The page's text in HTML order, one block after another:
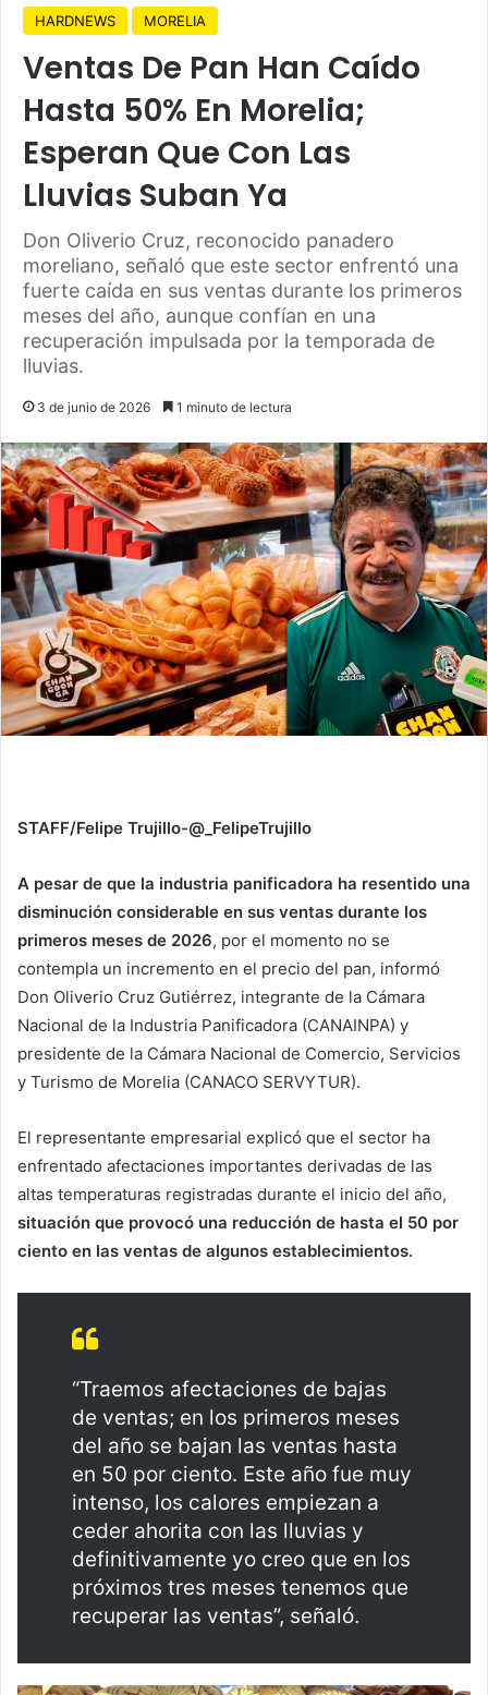
HARDNEWS MORELIA
Ventas De Pan Han Caído
Hasta 50% En Morelia;
Esperan Que Con Las
Lluvias Suban Ya
Don Oliverio Cruz, reconocido panadero
moreliano, señaló que este sector enfrentó una
fuerte caída en sus ventas durante los primeros
meses del año, aunque confían en una
recuperación impulsada por la temporada de
lluvias.
3 de junio de 2026 1 minuto de lectura
STAFF/Felipe Trujillo-@_FelipeTrujillo
A pesar de que la industria panificadora ha resentido una
disminución considerable en sus ventas durante los
primeros meses de 2026, por el momento no se
contempla un incremento en el precio del pan, informó
Don Oliverio Cruz Gutiérrez, integrante de la Cámara
Nacional de la Industria Panificadora (CANAINPA) y
presidente de la Cámara Nacional de Comercio, Servicios
y Turismo de Morelia (CANACO SERVYTUR).
El representante empresarial explicó que el sector ha
enfrentado afectaciones importantes derivadas de las
altas temperaturas registradas durante el inicio del año,
situación que provocó una reducción de hasta el 50 por
ciento en las ventas de algunos establecimientos.
“Traemos afectaciones de bajas
de ventas; en los primeros meses
del año se bajan las ventas hasta
en 50 por ciento. Este año fue muy
intenso, los calores empiezan a
ceder ahorita con las lluvias y
definitivamente yo creo que en los
próximos tres meses tenemos que
recuperar las ventas”, señaló.